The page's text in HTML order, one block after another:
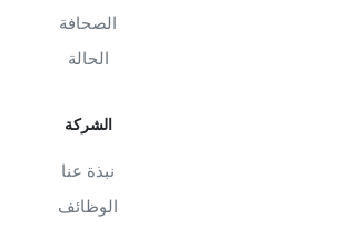
الصحافة
الحالة
الشركة
نبذة عنا
الوظائف